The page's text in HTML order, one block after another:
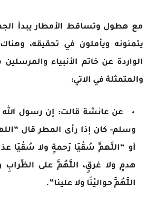
مع هطول وتساقط الأمطار يبدأ
يتمنونه ويأملون في تحقيقه،
الواردة عن خاتم الأنبياء
والمتمثلة في الاتي:
عن عائشة قالت: إن رسول الله
وسلم- كان إذا رأى المطر قال
أو “اللَّهمَّ سُقْيَا رَحمةٍ ولا سُقْيَا
هدمٍ ولا غرقٍ، اللَّهُمَّ على الظِّرابِ
اللَّهُمَّ حواليْنَا ولا علينا”.